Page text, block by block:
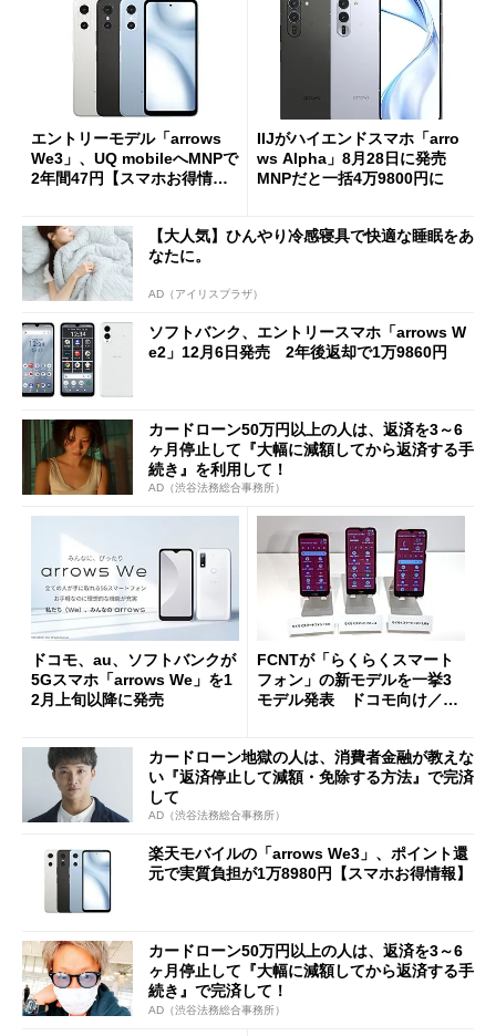
エントリーモデル「arrows
We3」、UQ mobileへMNPで
2年間47円【スマホお得情
IIJがハイエンドスマホ「arro
ws Alpha」8月28日に発売
MNPだと一括4万9800円に
【大人気】ひんやり冷感寝具で快適な睡眠をあ
なたに。
AD（アイリスプラザ）
ソフトバンク、エントリースマホ「arrows W
e2」12月6日発売 2年後返却で1万9860円
カードローン50万円以上の人は、返済を3～6
ヶ月停止して『大幅に減額してから返済する手
続き』を利用して！
AD（渋谷法務総合事務所）
ドコモ、au、ソフトバンクが
5Gスマホ「arrows We」を1
2月上旬以降に発売
FCNTが「らくらくスマート
フォン」の新モデルを一挙3
モデル発表 ドコモ向け／Y!
カードローン地獄の人は、消費者金融が教えな
い『返済停止して減額・免除する方法』で完済
して
AD（渋谷法務総合事務所）
楽天モバイルの「arrows We3」、ポイント還
元で実質負担が1万8980円【スマホお得情報】
カードローン50万円以上の人は、返済を3～6
ヶ月停止して『大幅に減額してから返済する手
続き』で完済して！
AD（渋谷法務総合事務所）